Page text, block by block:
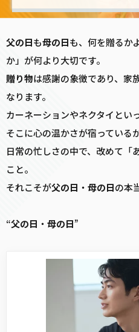
父の日も母の日も、何を贈るか
か」が何より大切です。
贈り物は感謝の象徴であり、家
なります。
カーネーションやネクタイとい
そこに心の温かさが宿っている
日常の忙しさの中で、改めて「
こと。
それこそが父の日 ・ 母の日の本
“父の日 ・ 母の日”